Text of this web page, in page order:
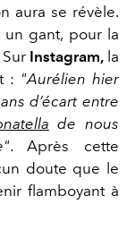
aura se révèle.
gant, pour la
Instagram,la
: "Aurélien hier
d’écart entre
de nous
. Après cette
doute que le
flamboyant à